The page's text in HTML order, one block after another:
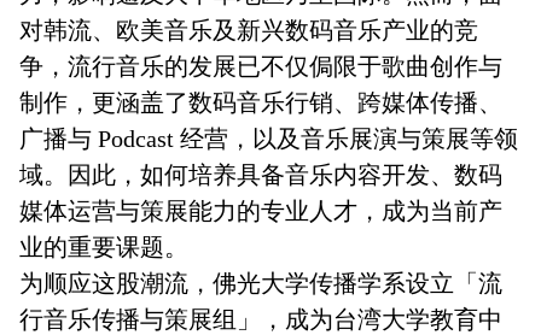
对韩流、欧美音乐及新兴数码音乐产业的竞
争，流行音乐的发展已不仅侷限于歌曲创作与
制作，更涵盖了数码音乐行销、跨媒体传播、
广播与 Podcast 经营，以及音乐展演与策展等领
域。因此，如何培养具备音乐内容开发、数码
媒体运营与策展能力的专业人才，成为当前产
业的重要课题。
为顺应这股潮流，佛光大学传播学系设立「流
行音乐传播与策展组」，成为台湾大学教育中